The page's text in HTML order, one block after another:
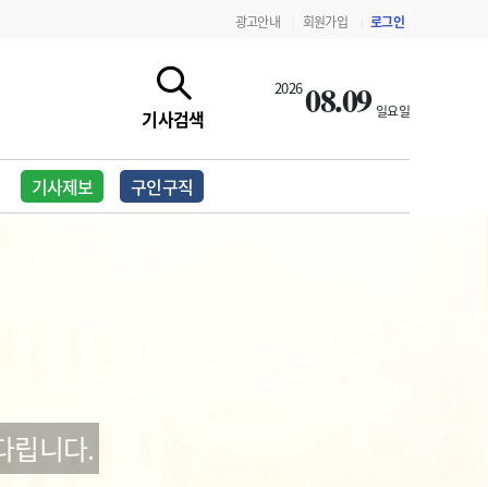
광고안내 회원가입 로그인
기사검색
202608.09 일요일
기사제보 구인구직
립니다.